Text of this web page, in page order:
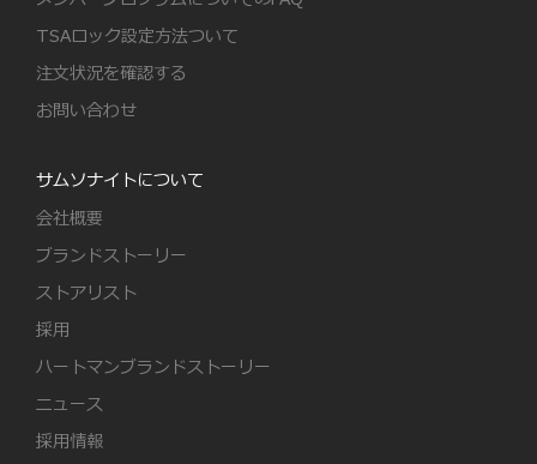
TSAロック設定方法ついて
注文状況を確認する
お問い合わせ
サムソナイトについて
会社概要
ブランドストーリー
ストアリスト
採用
ハートマンブランドストーリー
ニュース
採用情報